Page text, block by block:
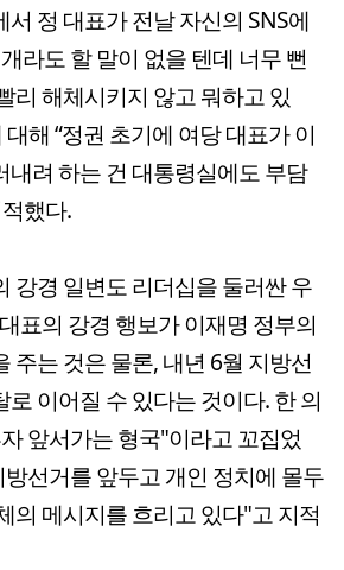
서 정 대표가 전날 자신의 SNS에
라도 할 말이 없을 텐데 너무 뻔
리 해체시키지 않고 뭐하고 있
해 “정권 초기에 여당 대표가 이
내려 하는 건 대통령실에도 부담
했다.
강경 일변도 리더십을 둘러싼 우
표의 강경 행보가 이재명 정부의
주는 것은 물론, 내년 6월 지방선
이어질 수 있다는 것이다. 한 의
앞서가는 형국"이라고 꼬집었
방선거를 앞두고 개인 정치에 몰두
의 메시지를 흐리고 있다"고 지적